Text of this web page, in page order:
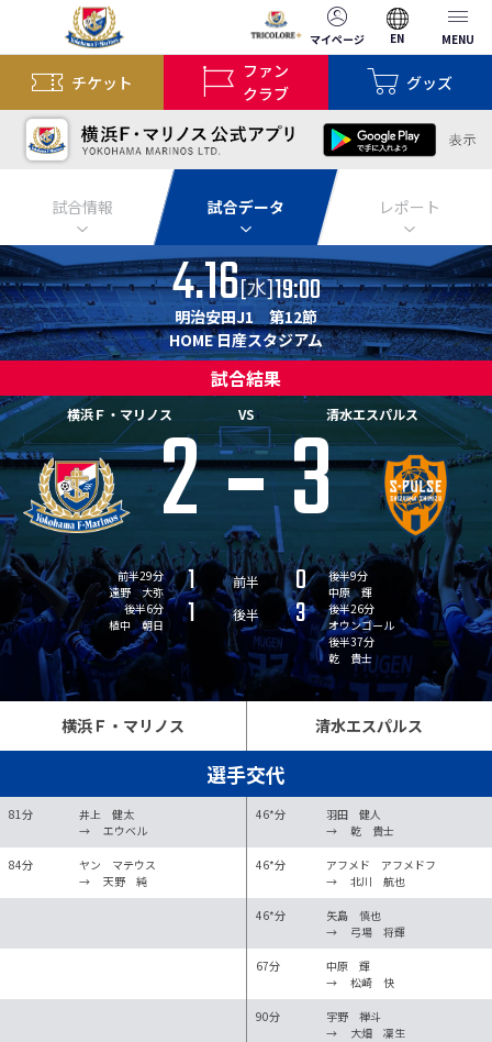
マイページ EN MENU
チケット
ファン
クラブ
グッズ
試合情報 試合データ レポート
4.16[水]19:00
明治安田J1 第12節
HOME 日産スタジアム
試合結果
横浜Ｆ・マリノス VS 清水エスパルス
2 3
前半29分
遠野 大弥
後半6分
植中 朝日
1 前半
0
1
後半 3
後半9分
中原 輝
後半26分
オウンゴール
後半37分
乾 貴士
横浜Ｆ・マリノス 清水エスパルス
選手交代
81分
井上 健太
→
エウベル
46*分
羽田 健人
→
乾 貴士
84分
ヤン マテウス
→
天野 純
46*分
アフメド アフメドフ
→
北川 航也
46*分
矢島 慎也
→
弓場 将輝
67分
中原 輝
→
松崎 快
90分
宇野 禅斗
→
大畑 凜生